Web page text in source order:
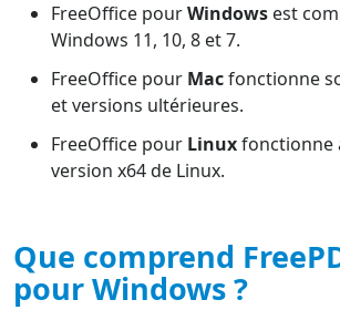
FreeOffice pourWindows est
Windows 11, 10, 8 et 7.
FreeOffice pour Macfonctionne
et versions ultérieures.
FreeOffice pour Linuxfonctionne
version x64 de Linux.
Que comprend
pour Windows ?